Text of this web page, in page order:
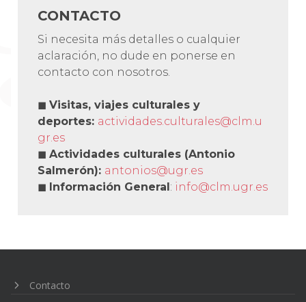
CONTACTO
Si necesita más detalles o cualquier
aclaración, no dude en ponerse en
contacto con nosotros.
◼Visitas, viajes culturales y
deportes: actividades.culturales@clm.u
gr.es
◼Actividades culturales (Antonio
Salmerón): antonios@ugr.es
◼ Información General: info@clm.ugr.es
de
Contacto